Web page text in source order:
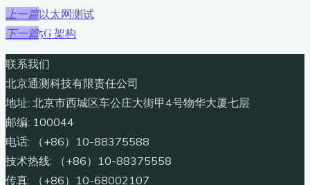
上一篇以太网测试
下一篇5G 架构
联系我们
北京通测科技有限责任公司
地址: 北京市西城区车公庄大街甲4号物华大厦七层
邮编: 100044
电话: （+86）10-88375588
技术热线: （+86）10-88375558
传真: （+86）10-68002107